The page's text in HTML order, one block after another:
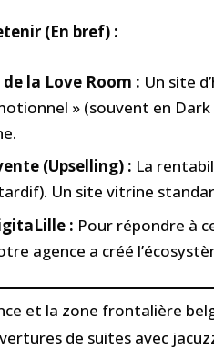
(En bref) :
de la Love Room : Un site
» (souvent en
(Upselling) : La
Un site vitrine
: Pour répondre à
agence a créé
et la zone frontalière
de suites avec